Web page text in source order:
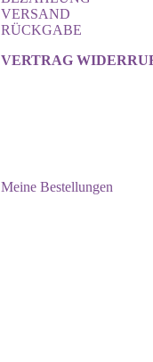
VERSAND
RÜCKGABE
VERTRAG
Meine Bestellungen